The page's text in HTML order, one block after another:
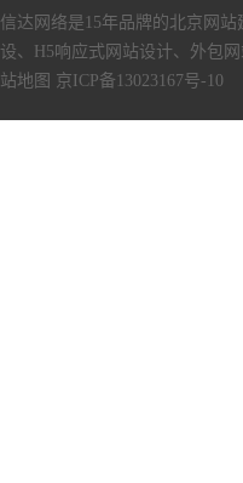
信达网络是15年品牌的北京网
设、H5响应式网站设计、外包
站地图 京ICP备13023167号-10